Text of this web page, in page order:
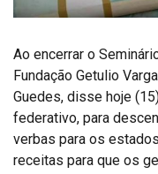
Ao encerrar o
Fundação Getulio
Guedes, disse hoje
federativo, para
verbas para os
receitas para que os